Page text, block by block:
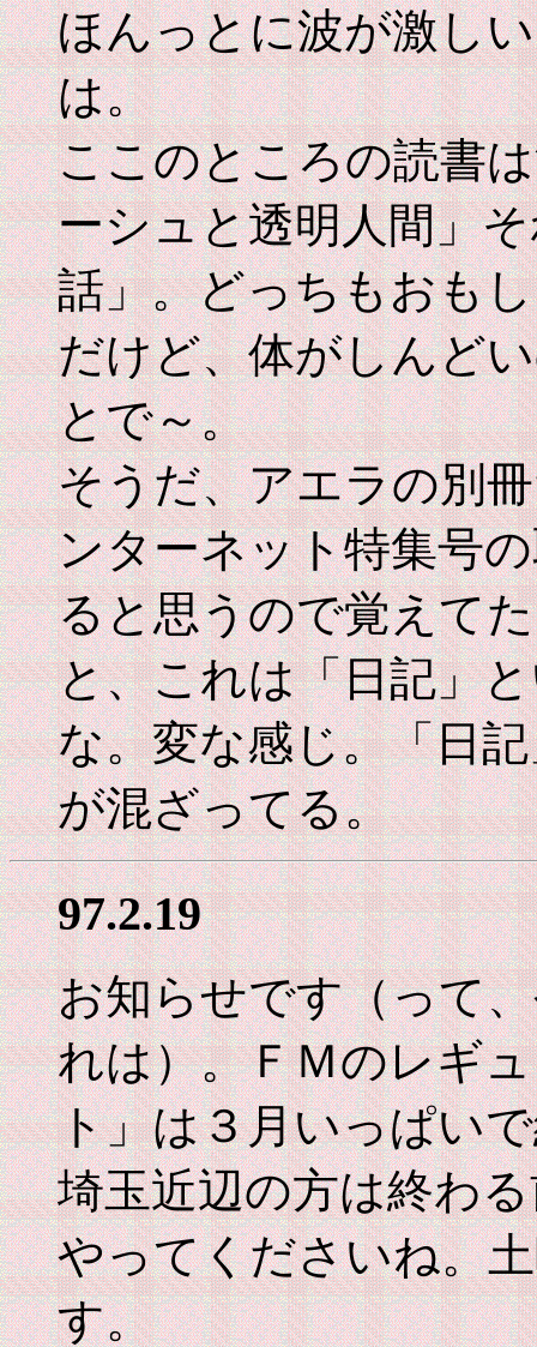
ほんっとに波が激し
は。
ここのところの読書
ーシュと透明人間」
話」。どっちもおも
だけど、体がしんど
とで～。
そうだ、アエラの別
ンターネット特集号
ると思うので覚えて
と、これは「日記」
な。変な感じ。「日
が混ざってる。
97.2.19
お知らせです（って
れは）。ＦＭのレギ
ト」は３月いっぱい
埼玉近辺の方は終わ
やってくださいね。
す。